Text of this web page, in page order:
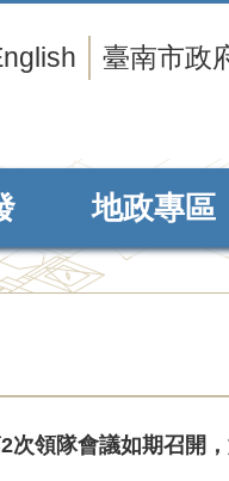
臺南市政
地政專區
次領隊會議如期召開